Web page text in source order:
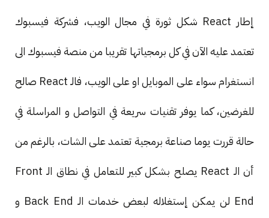
إطار React شكل ثورة في مجال الويب، فشركة فيسبوك
تعتمد عليه الآن في كل برمجياتها تقريبا من منصة فيسبوك الى
انستغرام سواء على الموبايل او على الويب، فالـ React صالح
للغرضين، كما يوفر تقنيات سريعة في التواصل و المراسلة في
حالة قررت يوما صناعة برمجية تعتمد على الشات، بالرغم من
أن الـ React يصلح بشكل كبير للتعامل في نطاق الـ Front
End لن يمكن إستغلاله لبعض خدمات الـ Back End و